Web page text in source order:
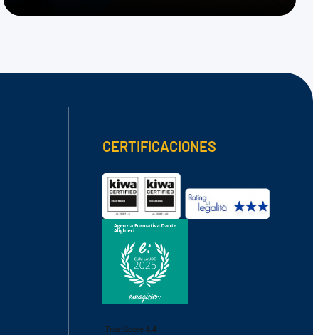
CERTIFICACIONES